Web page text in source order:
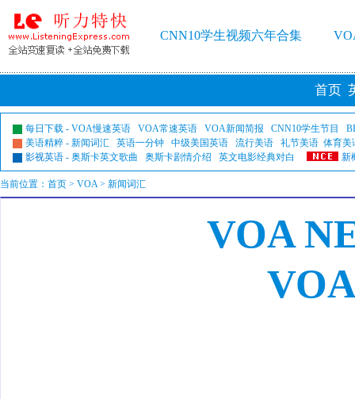
CNN10学生视频六年合集
首页
每日下载 - VOA慢速英语 VOA常速英语 VOA新闻简报 CNN10学生节目
美语精粹 - 新闻词汇 英语一分钟 中级美国英语 流行美语 礼节美语 体育美
影视英语 - 奥斯卡英文歌曲 奥斯卡剧情介绍 英文电影经典对白 新
当前位置： 首页 > VOA> 新闻词汇
VOA